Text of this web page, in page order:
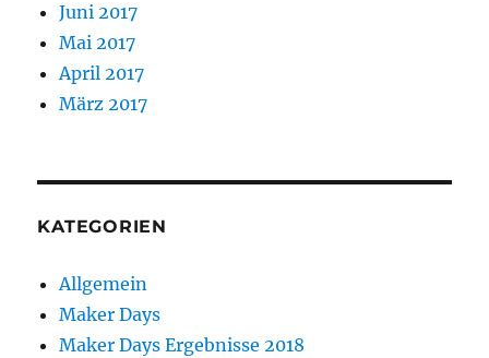
Juni 2017
Mai 2017
April 2017
März 2017
KATEGORIEN
Allgemein
Maker Days
Maker Days Ergebnisse 2018